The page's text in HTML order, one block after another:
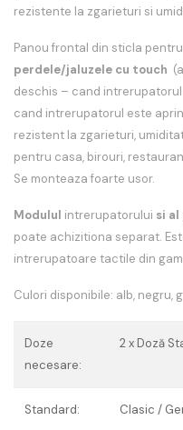
rezistente la zgarieturi si
Panou frontal din sticla
perdele/jaluzele cu touch
deschis – cand
cand intrerupatorul este
rezistent la zgarieturi,
pentru casa, birouri,
Se monteaza foarte usor.
Modulul intrerupatorului si al
poate achizitiona separat.
intrerupatoare tactile din
Culori disponibile: alb, negru,
Doze
necesare:
2 x Doză
Standard: Clasic /